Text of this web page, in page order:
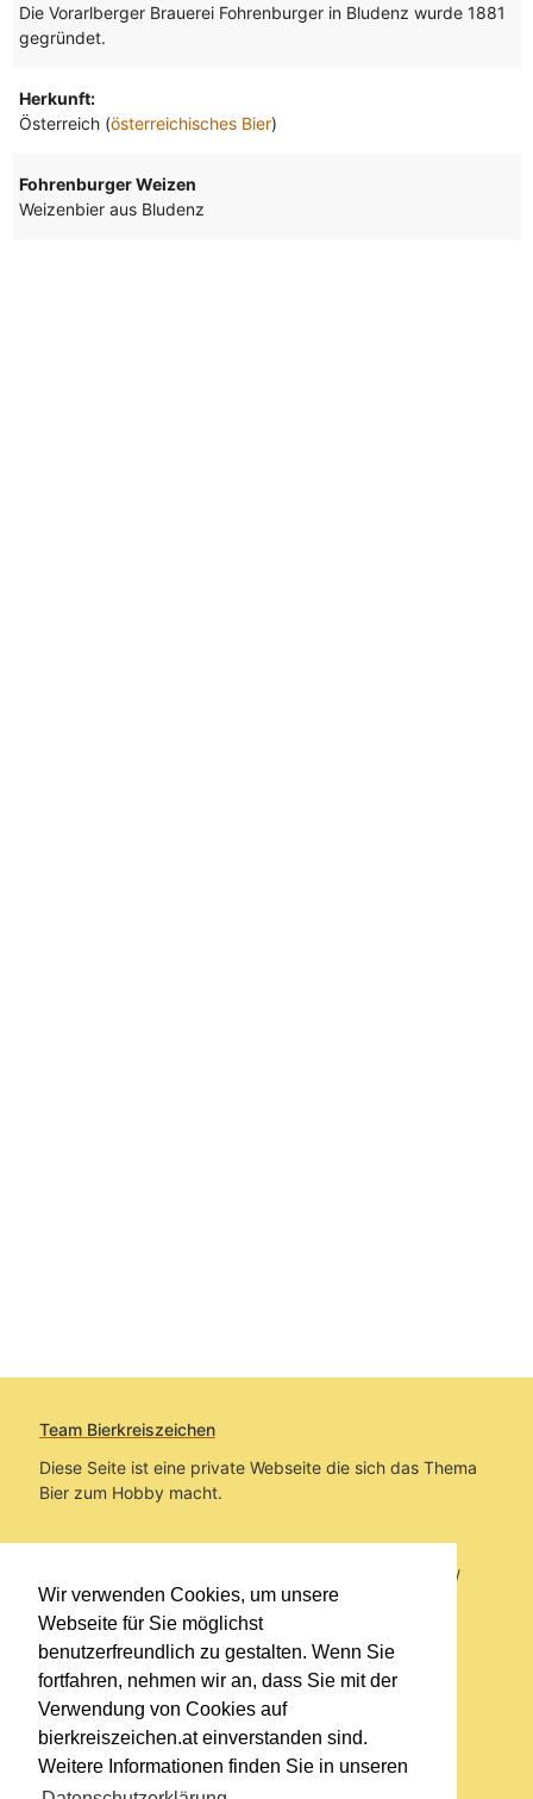
Wir verwenden Cookies, um unsere
Webseite für Sie möglichst
benutzerfreundlich zu gestalten. Wenn Sie
fortfahren, nehmen wir an, dass Sie mit der
Verwendung von Cookies auf
bierkreiszeichen.at einverstanden sind.
Weitere Informationen finden Sie in unseren
Die Vorarlberger Brauerei Fohrenburger in Bludenz wurde 1881
gegründet.
Herkunft:
Österreich (österreichisches Bier)
Fohrenburger Weizen
Weizenbier aus Bludenz
Team Bierkreiszeichen
Diese Seite ist eine private Webseite die sich das Thema
Bier zum Hobby macht.
Sie befinden sich auf https://www.bierkreiszeichen.at/
im Pfad:Bierkreiszeichen/Gesammelte Biere
Erstellt: 2026-08-08
Links
Impressum